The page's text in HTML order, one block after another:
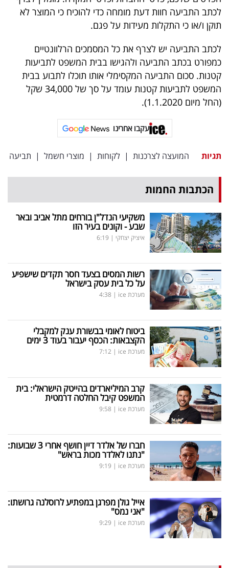
לכתב התביעה חוות דעת מומחה כדי להוכיח כי המוצר לא
תוקן ו/או כי התקלות מעידות על פגם.
לכתב התביעה יש לצרף את כל המסמכים הרלוונטיים
כמפורט בכתב התביעה ולהגישו בבית המשפט לתביעות
קטנות. סכום התביעה המקסימלי אותו תוכלו לתבוע בבית
המשפט לתביעות קטנות עומד על סך של 34,000 שקל
(החל מיום 1.1.2020).
עקבו אחרינו
תגיות המועצה לצרכנות | לקוחות | מוצרי חשמל | תביעה
הכתבות החמות
משקיעי הנדל"ן בורחים מתל אביב ובאר
שבע - וקונים בעיר הזו
איציק יצחקי |
6:19
רשות המסים בצעד חסר תקדים שישפיע
על כל בית עסק בישראל
מערכת ice |
4:38
ביטוח לאומי בבשורת ענק למקבלי
הקצבאות: הכסף יעבור בעוד 3 ימים
מערכת ice |
7:12
קרב המיליארדים בהייטק הישראלי: בית
המשפט קיבל החלטה דרמטית
מערכת ice |
9:58
חברו של אלדר דיין חושף אחרי 3 שבועות:
"נתנו לאלדר מכות בראש"
מערכת ice |
9:19
אייל גולן מפרגן במפתיע לרוסלנה גרושתו:
"אני נמס"
מערכת ice |
9:29